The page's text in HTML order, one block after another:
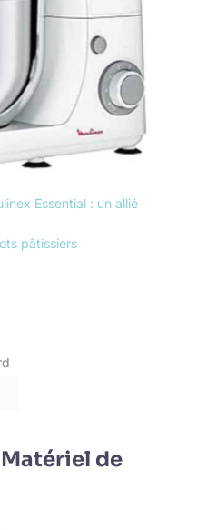
Essential : un allié
pâtissiers
de